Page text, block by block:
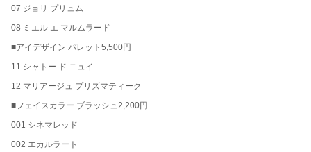
07 ジョリ プリュム
08 ミエル エ マルムラード
■アイデザイン パレット5,500円
11 シャトー ド ニュイ
12 マリアージュ プリズマティーク
■フェイスカラー ブラッシュ2,200円
001 シネマレッド
002 エカルラート